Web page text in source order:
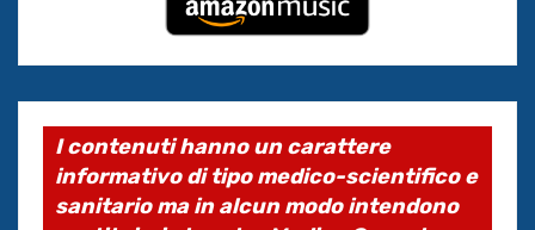
I contenuti hanno un carattere
informativo di tipo medico-scientifico e
sanitario ma in alcun modo intendono